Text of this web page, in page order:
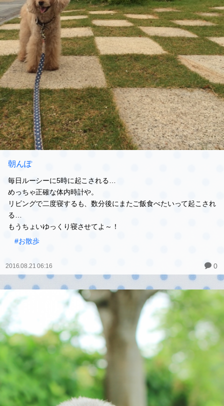
朝んぽ
毎日ルーシーに5時に起こされる…
めっちゃ正確な体内時計や。
リビングで二度寝するも、数分後にまたご飯食べたいって起こされ
る…
もうちょいゆっくり寝させてよ～！
#お散歩
2016.08.21 06:16 0